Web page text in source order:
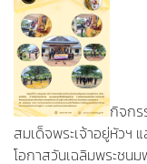
กิจกร
สมเด็จพระเจ้าอยู่หัวฯ
โอกาสวันเฉลิมพระชน